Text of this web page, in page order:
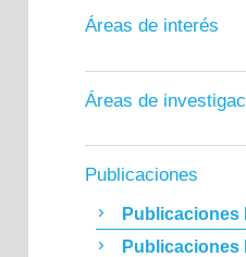
Áreas de interés
Áreas de
Publicaciones
Publicaciones
Publicaciones